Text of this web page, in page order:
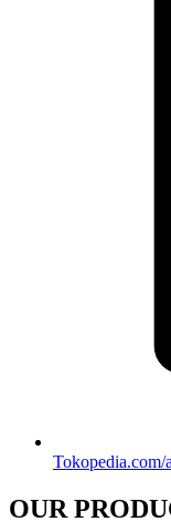
Tokopedia.com/
OUR